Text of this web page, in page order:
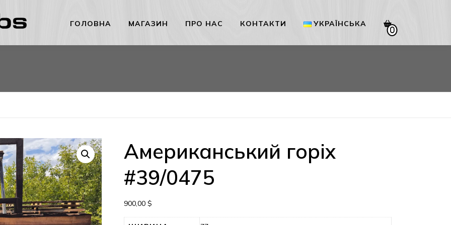
ГОЛОВНА МАГАЗИН ПРО НАС КОНТАКТИ УКРАЇНСЬКА
0
Американський горіх
#39/0475
900,00$